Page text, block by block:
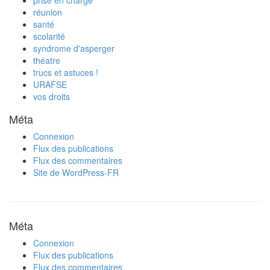
réunion
santé
scolarité
syndrome d'asperger
théatre
trucs et astuces !
URAFSE
vos droits
Méta
Connexion
Flux des publications
Flux des commentaires
Site de WordPress-FR
Méta
Connexion
Flux des publications
Flux des commentaires